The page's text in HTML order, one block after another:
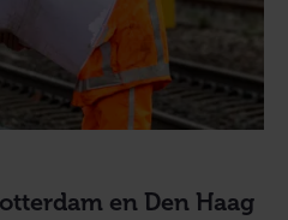
en Den Haag